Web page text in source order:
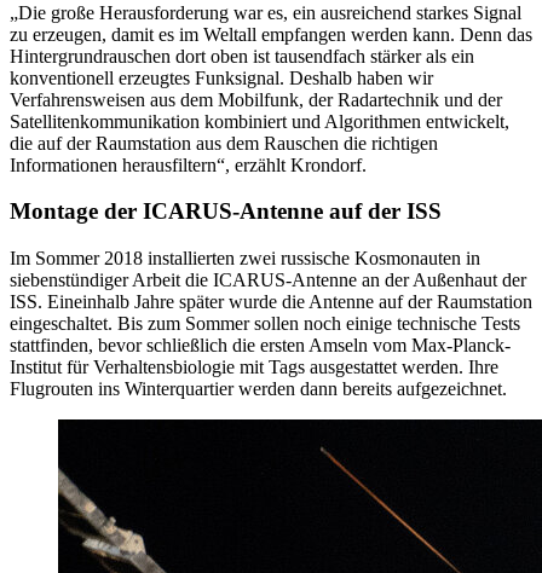
„Die große Herausforderung war es, ein ausreichend starkes Signal
zu erzeugen, damit es im Weltall empfangen werden kann. Denn das
Hintergrundrauschen dort oben ist tausendfach stärker als ein
konventionell erzeugtes Funksignal. Deshalb haben wir
Verfahrensweisen aus dem Mobilfunk, der Radartechnik und der
Satellitenkommunikation kombiniert und Algorithmen entwickelt,
die auf der Raumstation aus dem Rauschen die richtigen
Informationen herausfiltern“, erzählt Krondorf.
Montage der ICARUS-Antenne auf der ISS
Im Sommer 2018 installierten zwei russische Kosmonauten in
siebenstündiger Arbeit die ICARUS-Antenne an der Außenhaut der
ISS. Eineinhalb Jahre später wurde die Antenne auf der Raumstation
eingeschaltet. Bis zum Sommer sollen noch einige technische Tests
stattfinden, bevor schließlich die ersten Amseln vom Max-Planck-
Institut für Verhaltensbiologie mit Tags ausgestattet werden. Ihre
Flugrouten ins Winterquartier werden dann bereits aufgezeichnet.